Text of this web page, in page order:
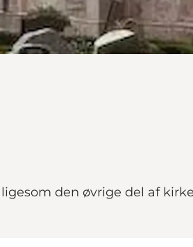
ligesom den øvrige del af